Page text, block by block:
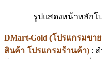
รูปแสดงหน้าหลักโ
DMart-Gold (โปรแกรมขา
สินค้า โปรแกรมร้านค้า) :